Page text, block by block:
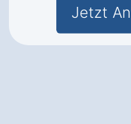
Jetzt